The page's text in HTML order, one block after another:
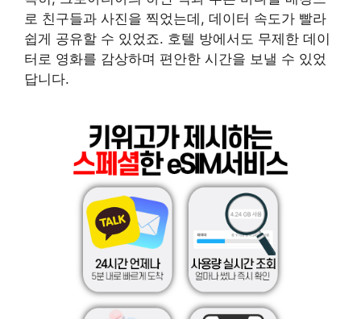
로 친구들과 사진을 찍었는데, 데이터 속도가 빨라
쉽게 공유할 수 있었죠. 호텔 방에서도 무제한 데이
터로 영화를 감상하며 편안한 시간을 보낼 수 있었
답니다.